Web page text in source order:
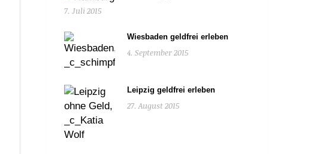
7. Juli 2015
Wiesbaden geldfrei erleben
4. September 2015
Leipzig geldfrei erleben
27. August 2015